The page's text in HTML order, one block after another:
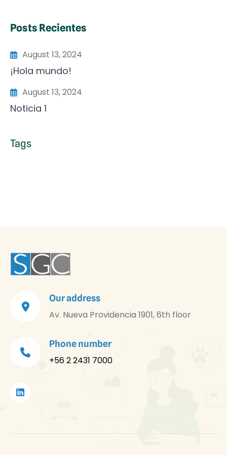
Posts Recientes
August 13, 2024
¡Hola mundo!
August 13, 2024
Noticia 1
Tags
Our address
Av. Nueva Providencia 1901, 6th floor
Phone number
+56 2 2431 7000